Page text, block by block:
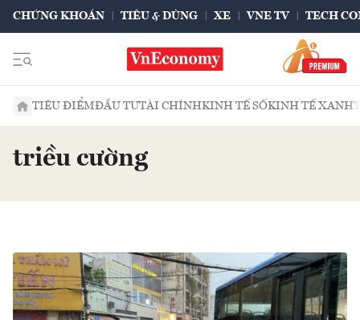
CHỨNG KHOÁN TIÊU & DÙNG XE VNE TV TECH
TIÊU ĐIỂMĐẦU TƯTÀI CHÍNHKINH TẾ SỐKINH TẾ XANH
triều cường